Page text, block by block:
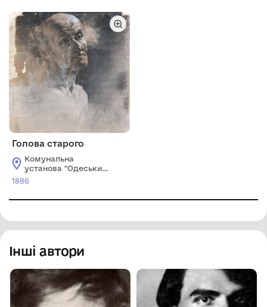
Голова старого
Комунальна
установа "Одеський
національний
1886
Інші автори